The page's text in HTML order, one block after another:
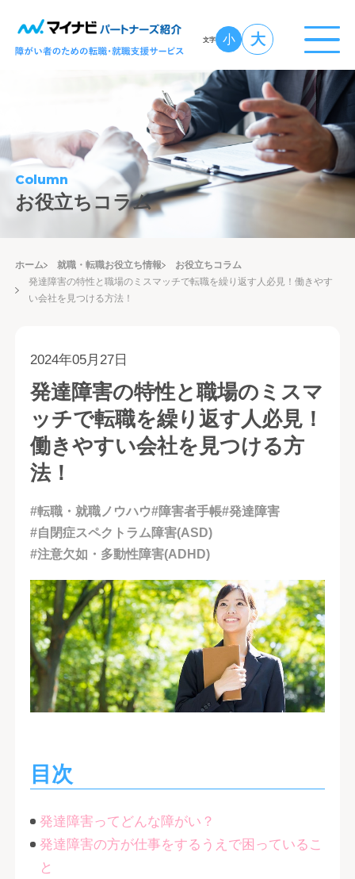
文字 小 大
Column
お役立ちコラム
ホーム 就職・転職お役立ち情報
お役立ちコラム
発達障害の特性と職場のミスマッチで転職を繰り返す人必見！働きやす
い会社を見つける方法！
2024年05月27日
発達障害の特性と職場のミスマ
ッチで転職を繰り返す人必見！
働きやすい会社を見つける方
法！
#転職・就職ノウハウ#障害者手帳#発達障害
#自閉症スペクトラム障害(ASD)
#注意欠如・多動性障害(ADHD)
目次
発達障害ってどんな障がい？
発達障害の方が仕事をするうえで困っているこ
と